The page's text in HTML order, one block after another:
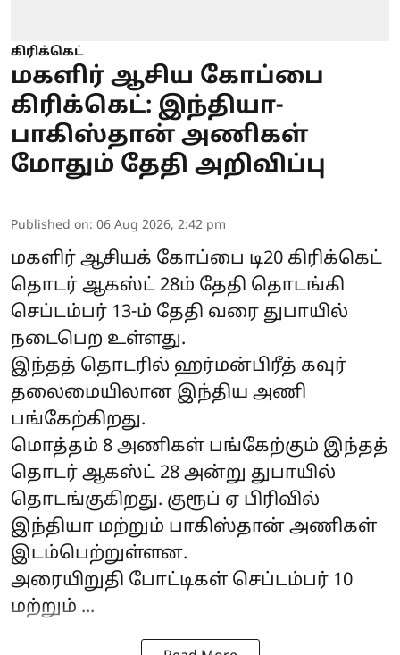
கிரிக்கெட்
மகளிர் ஆசிய கோப்பை
கிரிக்கெட்: இந்தியா-
பாகிஸ்தான் அணிகள்
மோதும் தேதி அறிவிப்பு
Published on: 06 Aug 2026, 2:42 pm
மகளிர் ஆசியக் கோப்பை டி20 கிரிக்கெட்
தொடர் ஆகஸ்ட் 28ம் தேதி தொடங்கி
செப்டம்பர் 13-ம் தேதி வரை துபாயில்
நடைபெற உள்ளது.
இந்தத் தொடரில் ஹர்மன்பிரீத் கவுர்
தலைமையிலான இந்திய அணி
பங்கேற்கிறது.
மொத்தம் 8 அணிகள் பங்கேற்கும் இந்தத்
தொடர் ஆகஸ்ட் 28 அன்று துபாயில்
தொடங்குகிறது. குரூப் ஏ பிரிவில்
இந்தியா மற்றும் பாகிஸ்தான் அணிகள்
இடம்பெற்றுள்ளன.
அரையிறுதி போட்டிகள் செப்டம்பர் 10
மற்றும் ...